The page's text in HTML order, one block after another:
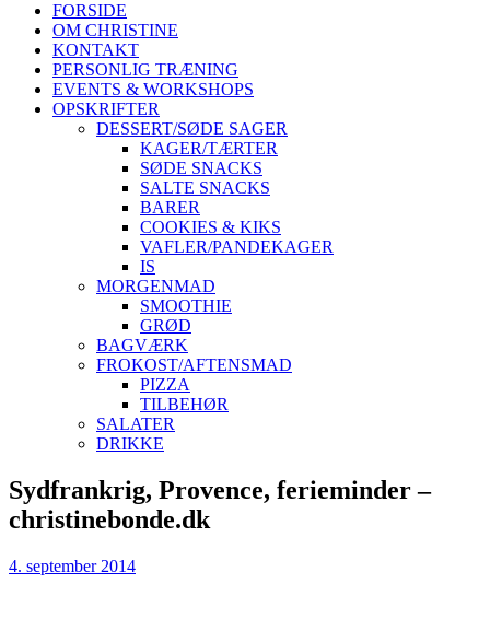
FORSIDE
OM CHRISTINE
KONTAKT
PERSONLIG TRÆNING
EVENTS & WORKSHOPS
OPSKRIFTER
DESSERT/SØDE SAGER
KAGER/TÆRTER
SØDE SNACKS
SALTE SNACKS
BARER
COOKIES & KIKS
VAFLER/PANDEKAGER
IS
MORGENMAD
SMOOTHIE
GRØD
BAGVÆRK
FROKOST/AFTENSMAD
PIZZA
TILBEHØR
SALATER
DRIKKE
Skip
to
content
Sydfrankrig, Provence, ferieminder –
christinebonde.dk
4. september 2014